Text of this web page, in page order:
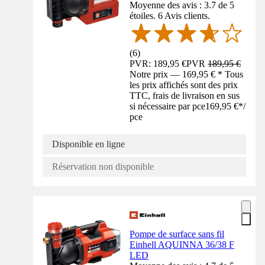
Moyenne des avis : 3.7 de 5
étoiles. 6 Avis clients.
(6)
PVR: 189,95 €PVR189,95 €
Notre prix — 169,95 € * Tous
les prix affichés sont des prix
TTC, frais de livraison en sus
si nécessaire par pce169,95 €*/
pce
Disponible en ligne
Réservation non disponible
Pompe de surface sans fil
Einhell AQUINNA 36/38 F
LED